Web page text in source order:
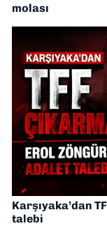
molası
Karşıyaka’dan
talebi